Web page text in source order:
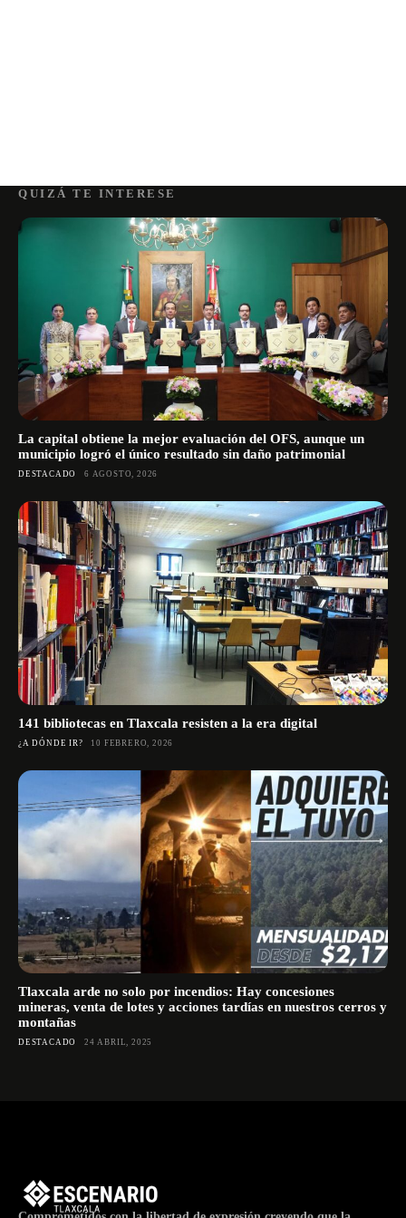
QUIZÁ TE INTERESE
La capital obtiene la mejor evaluación del OFS, aunque un
municipio logró el único resultado sin daño patrimonial
DESTACADO 6 AGOSTO, 2026
141 bibliotecas en Tlaxcala resisten a la era digital
¿A DÓNDE IR? 10 FEBRERO, 2026
Tlaxcala arde no solo por incendios: Hay concesiones
mineras, venta de lotes y acciones tardías en nuestros cerros y
montañas
DESTACADO 24 ABRIL, 2025